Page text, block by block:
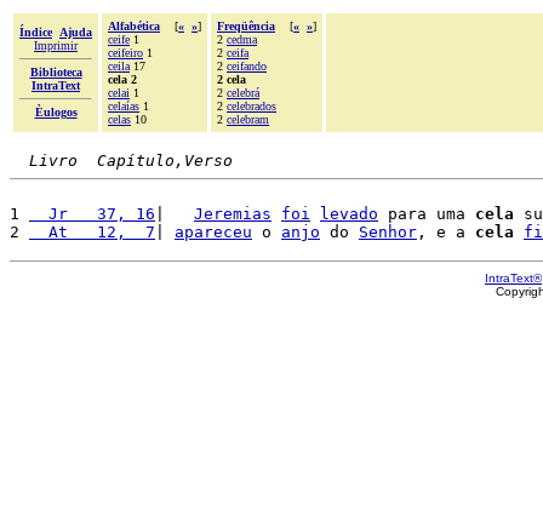
Índice
Ajuda
Imprimir
Biblioteca
IntraText
Èulogos
Alfabética [« »]
ceife 1
ceifeiro 1
ceila 17
cela 2
celai 1
celaías 1
celas 10
Freqüência [« »]
2 cedma
2 ceifa
2 ceifando
2 cela
2 celebrá
2 celebrados
2 celebram
Livro  Capítulo,Verso
1
  Jr   37, 16
Jeremias foi levado para uma cela
2
  At   12,  7
apareceu o anjo do Senhor , e a cela
IntraText®